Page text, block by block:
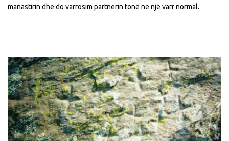
manastirin dhe do varrosim partnerin tonë në një varr normal.